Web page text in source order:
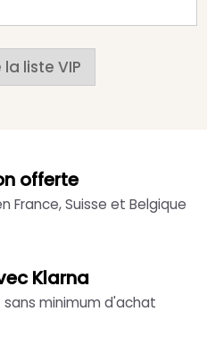
liste VIP
offerte
France, Suisse et Belgique
Klarna
minimum d'achat